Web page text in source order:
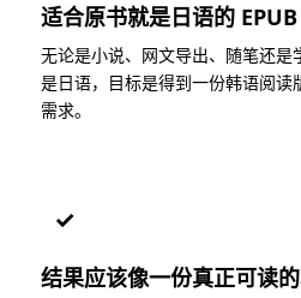
适合原书就是日语的 EPUB
无论是小说、网文导出、随笔还是
是日语，目标是得到一份韩语阅读
需求。
✓
结果应该像一份真正可读